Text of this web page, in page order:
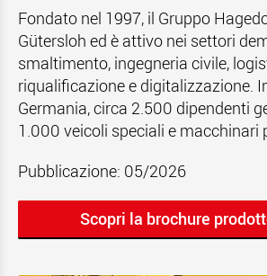
Fondato nel 1997, il Gruppo
Gütersloh ed è attivo nei settori
smaltimento, ingegneria civile,
riqualificazione e digitalizzazione.
Germania, circa 2.500 dipendenti
1.000 veicoli speciali e macchinari
Pubblicazione: 05/2026
Scopri la brochure